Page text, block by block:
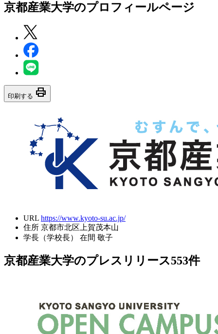
京都産業大学のプロフィールページ
印刷する print
URL https://www.kyoto-su.ac.jp/
住所 京都市北区上賀茂本山
学長（学校長）
在間 敬子
京都産業大学のプレスリリース553件